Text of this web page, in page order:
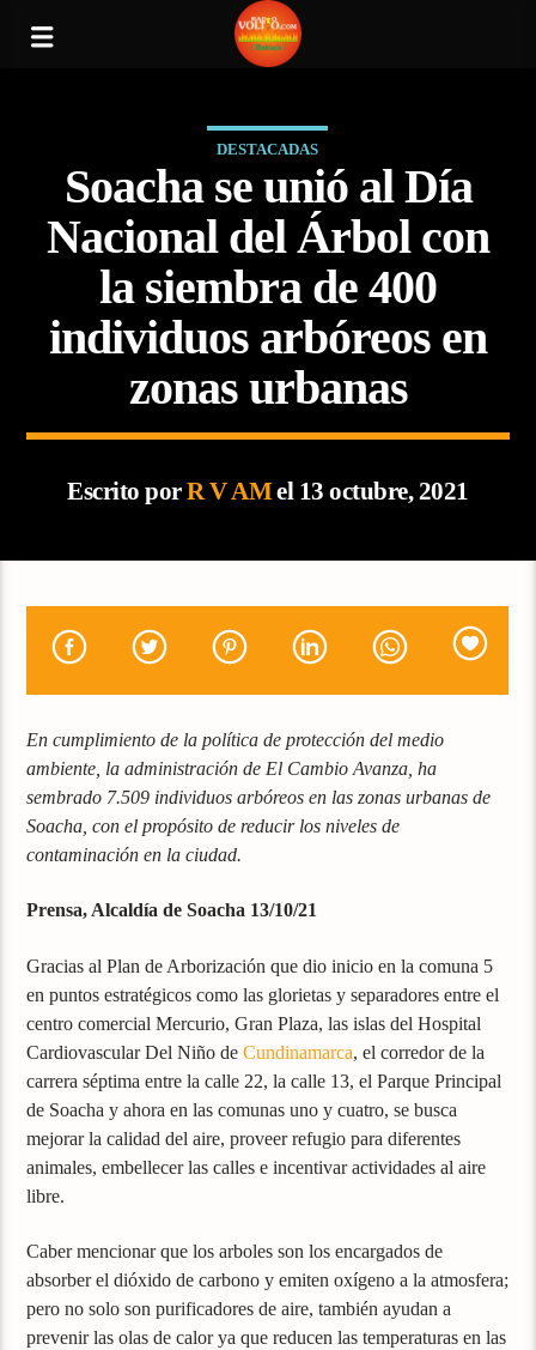
DESTACADAS
Soacha se unió al Día
Nacional del Árbol con
la siembra de 400
individuos arbóreos en
zonas urbanas
Escrito porR V AMel 13 octubre, 2021
En cumplimiento de la política de protección del medio
ambiente, la administración de El Cambio Avanza, ha
sembrado 7.509 individuos arbóreos en las zonas urbanas de
Soacha, con el propósito de reducir los niveles de
contaminación en la ciudad.
Prensa, Alcaldía de Soacha 13/10/21
Gracias al Plan de Arborización que dio inicio en la comuna 5
en puntos estratégicos como las glorietas y separadores entre el
centro comercial Mercurio, Gran Plaza, las islas del Hospital
Cardiovascular Del Niño deCundinamarca, el corredor de la
carrera séptima entre la calle 22, la calle 13, el Parque Principal
de Soacha y ahora en las comunas uno y cuatro, se busca
mejorar la calidad del aire, proveer refugio para diferentes
animales, embellecer las calles e incentivar actividades al aire
libre.
Caber mencionar que los arboles son los encargados de
absorber el dióxido de carbono y emiten oxígeno a la atmosfera;
pero no solo son purificadores de aire, también ayudan a
prevenir las olas de calor ya que reducen las temperaturas en las